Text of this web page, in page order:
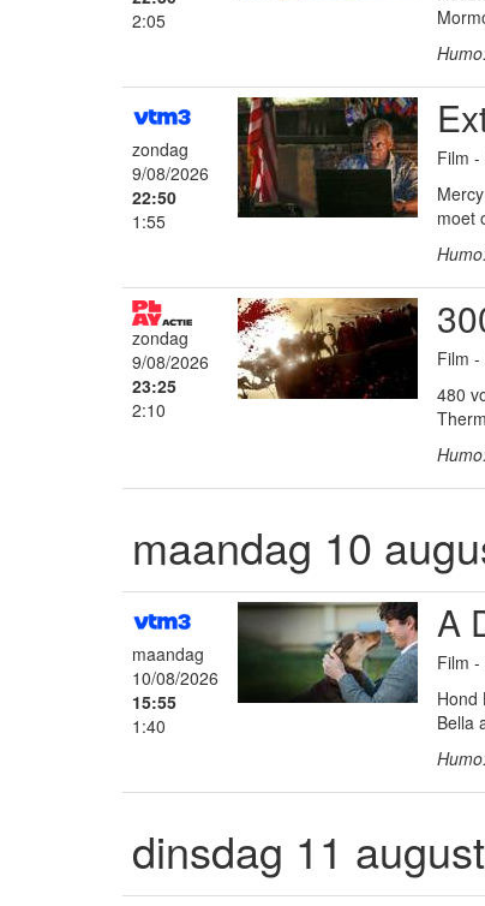
2:05
zondag
9/08/2026
22:50
1:55
Film
moet
zondag
9/08/2026
23:25
2:10
Film -
480
maandag 10
maandag
10/08/2026
15:55
1:40
A
Film
Hond
Bella
dinsdag 11